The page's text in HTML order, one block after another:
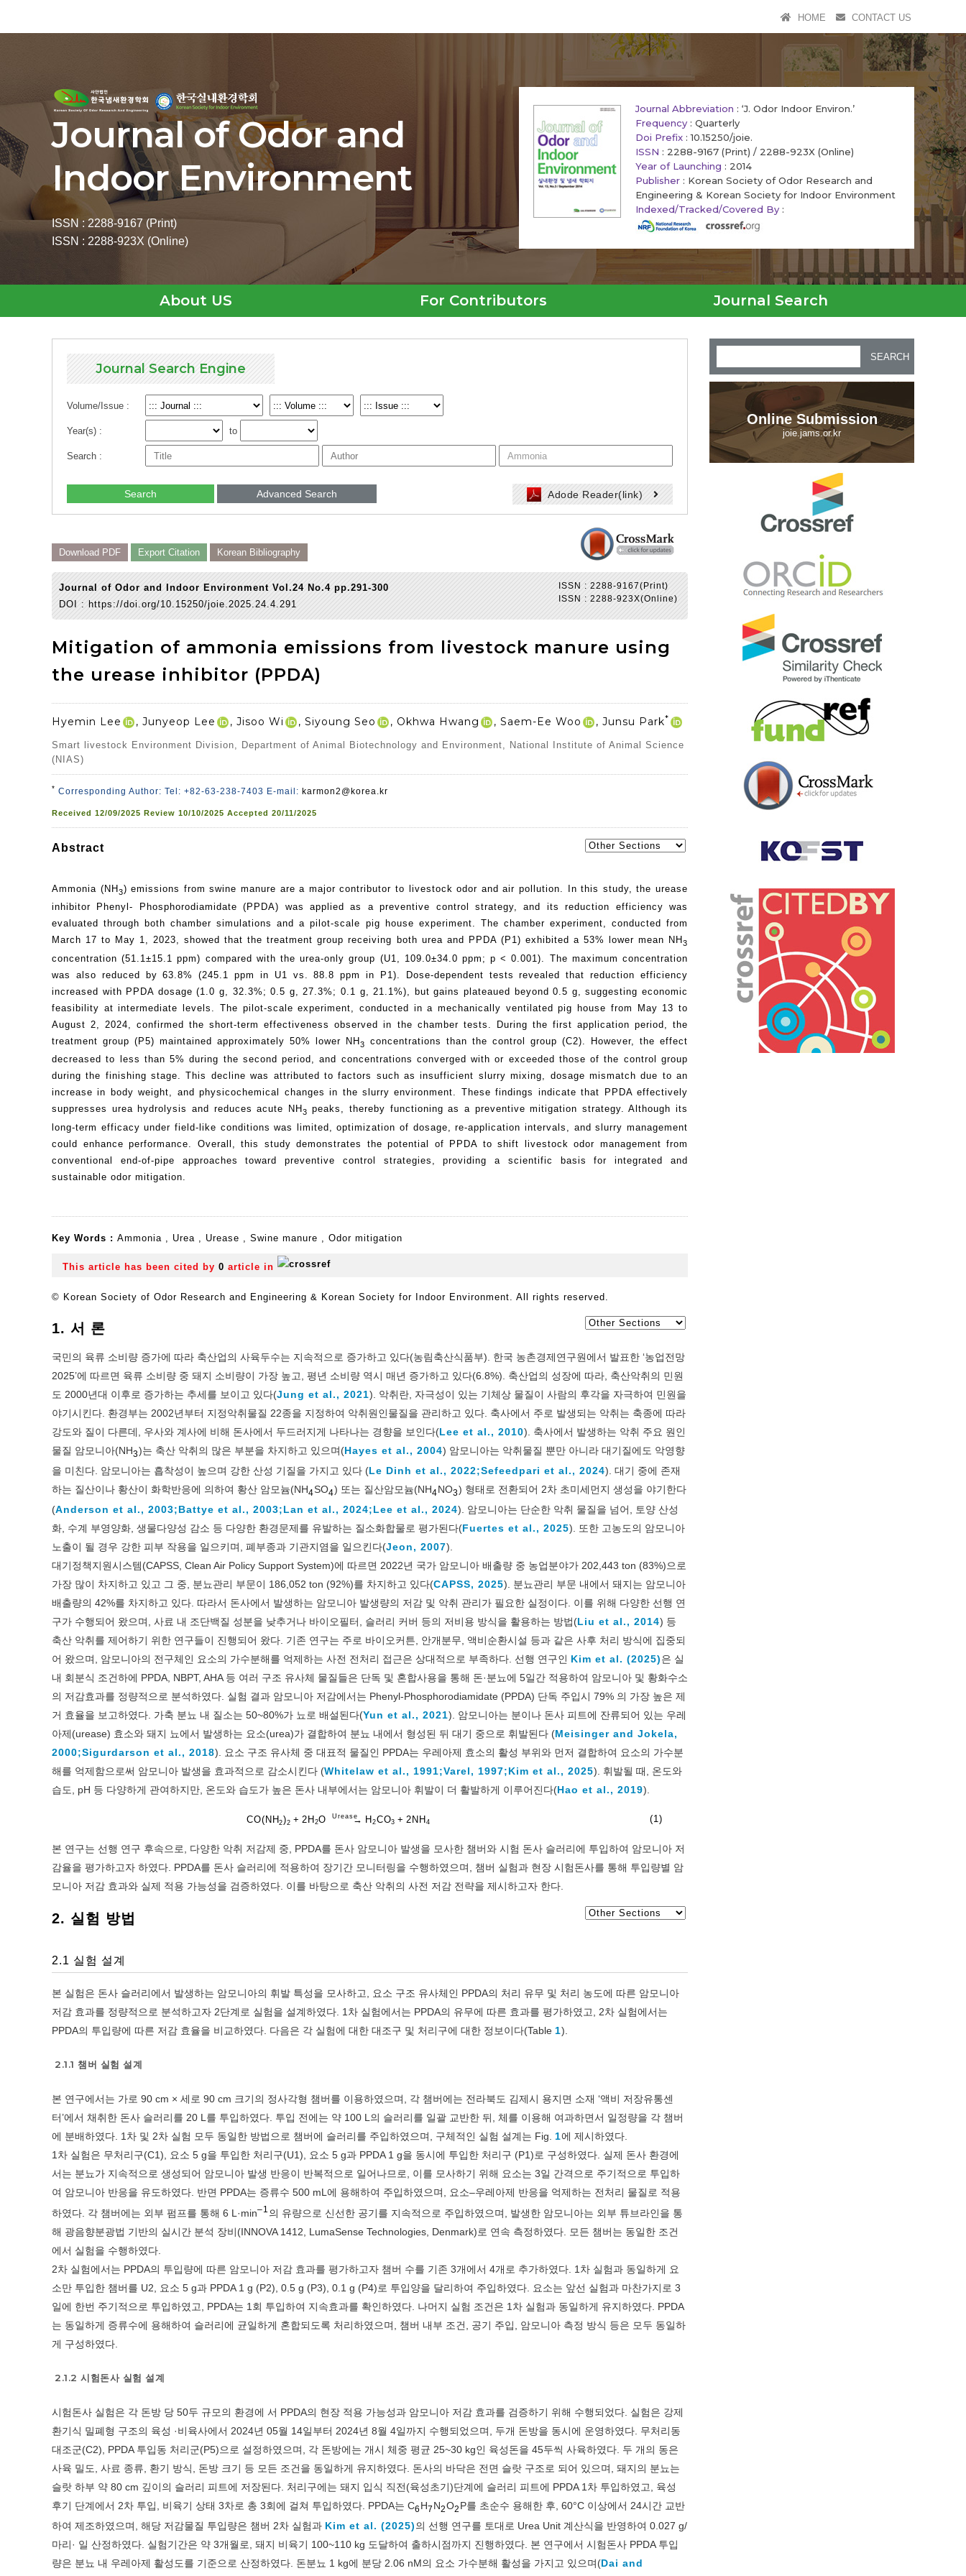
HOME CONTACT US
Journal of Odor and
Indoor Environment
ISSN : 2288-9167 (Print)
ISSN : 2288-923X (Online)
Journal Abbreviation : ‘J. Odor Indoor Environ.’
Frequency : Quarterly
Doi Prefix : 10.15250/joie.
ISSN : 2288-9167 (Print) / 2288-923X (Online)
Year of Launching : 2014
Publisher : Korean Society of Odor Research and
Engineering & Korean Society for Indoor Environment
Indexed/Tracked/Covered By :
About US For Contributors Journal Search
Journal Search Engine
Volume/Issue :
Year(s) : to
Search :
Search Advanced Search Adode Reader(link)
Download PDF Export Citation Korean Bibliography
ISSN : 2288-9167(Print)
ISSN : 2288-923X(Online)
Journal of Odor and Indoor Environment Vol.24 No.4 pp.291-300
DOI : https://doi.org/10.15250/joie.2025.24.4.291
Mitigation of ammonia emissions from livestock manure using
the urease inhibitor (PPDA)
Hyemin Lee , Junyeop Lee , Jisoo Wi , Siyoung Seo , Okhwa Hwang , Saem-Ee Woo , Junsu Park*
Smart livestock Environment Division, Department of Animal Biotechnology and Environment, National Institute of Animal Science
(NIAS)
* Corresponding Author: Tel: +82-63-238-7403 E-mail: karmon2@korea.kr
Received 12/09/2025 Review 10/10/2025 Accepted 20/11/2025
Abstract
Ammonia (NH3) emissions from swine manure are a major contributor to livestock odor and air pollution. In this study, the urease
inhibitor Phenyl- Phosphorodiamidate (PPDA) was applied as a preventive control strategy, and its reduction efficiency was
evaluated through both chamber simulations and a pilot-scale pig house experiment. The chamber experiment, conducted from
March 17 to May 1, 2023, showed that the treatment group receiving both urea and PPDA (P1) exhibited a 53% lower mean NH3
concentration (51.1±15.1 ppm) compared with the urea-only group (U1, 109.0±34.0 ppm; p < 0.001). The maximum concentration
was also reduced by 63.8% (245.1 ppm in U1 vs. 88.8 ppm in P1). Dose-dependent tests revealed that reduction efficiency
increased with PPDA dosage (1.0 g, 32.3%; 0.5 g, 27.3%; 0.1 g, 21.1%), but gains plateaued beyond 0.5 g, suggesting economic
feasibility at intermediate levels. The pilot-scale experiment, conducted in a mechanically ventilated pig house from May 13 to
August 2, 2024, confirmed the short-term effectiveness observed in the chamber tests. During the first application period, the
treatment group (P5) maintained approximately 50% lower NH3
concentrations than the control group (C2). However, the effect
decreased to less than 5% during the second period, and concentrations converged with or exceeded those of the control group
during the finishing stage. This decline was attributed to factors such as insufficient slurry mixing, dosage mismatch due to an
increase in body weight, and physicochemical changes in the slurry environment. These findings indicate that PPDA effectively
suppresses urea hydrolysis and reduces acute NH3 peaks, thereby functioning as a preventive mitigation strategy. Although its
long-term efficacy under field-like conditions was limited, optimization of dosage, re-application intervals, and slurry management
could enhance performance. Overall, this study demonstrates the potential of PPDA to shift livestock odor management from
conventional end-of-pipe approaches toward preventive control strategies, providing a scientific basis for integrated and
sustainable odor mitigation.
Key Words : Ammonia , Urea , Urease , Swine manure , Odor mitigation
This article has been cited by 0 article in
© Korean Society of Odor Research and Engineering & Korean Society for Indoor Environment. All rights reserved.
1. 서 론
국민의 육류 소비량 증가에 따라 축산업의 사육두수는 지속적으로 증가하고 있다(농림축산식품부). 한국 농촌경제연구원에서 발표한 ‘농업전망
2025’에 따르면 육류 소비량 중 돼지 소비량이 가장 높고, 평년 소비량 역시 매년 증가하고 있다(6.8%). 축산업의 성장에 따라, 축산악취의 민원
도 2000년대 이후로 증가하는 추세를 보이고 있다(Jung et al., 2021). 악취란, 자극성이 있는 기체상 물질이 사람의 후각을 자극하여 민원을
야기시킨다. 환경부는 2002년부터 지정악취물질 22종을 지정하여 악취원인물질을 관리하고 있다. 축사에서 주로 발생되는 악취는 축종에 따라
강도와 질이 다른데, 우사와 계사에 비해 돈사에서 두드러지게 나타나는 경향을 보인다(Lee et al., 2010). 축사에서 발생하는 악취 주요 원인
물질 암모니아(NH3)는 축산 악취의 많은 부분을 차지하고 있으며(Hayes et al., 2004) 암모니아는 악취물질 뿐만 아니라 대기질에도 악영향
을 미친다. 암모니아는 흡착성이 높으며 강한 산성 기질을 가지고 있다 (Le Dinh et al., 2022;Sefeedpari et al., 2024). 대기 중에 존재
하는 질산이나 황산이 화학반응에 의하여 황산 암모늄(NH4SO4) 또는 질산암모늄(NH4NO3) 형태로 전환되어 2차 초미세먼지 생성을 야기한다
(Anderson et al., 2003;Battye et al., 2003;Lan et al., 2024;Lee et al., 2024). 암모니아는 단순한 악취 물질을 넘어, 토양 산성
화, 수계 부영양화, 생물다양성 감소 등 다양한 환경문제를 유발하는 질소화합물로 평가된다(Fuertes et al., 2025). 또한 고농도의 암모니아
노출이 될 경우 강한 피부 작용을 일으키며, 폐부종과 기관지염을 일으킨다(Jeon, 2007).
대기정책지원시스템(CAPSS, Clean Air Policy Support System)에 따르면 2022년 국가 암모니아 배출량 중 농업분야가 202,443 ton (83%)으로
가장 많이 차지하고 있고 그 중, 분뇨관리 부문이 186,052 ton (92%)를 차지하고 있다(CAPSS, 2025). 분뇨관리 부문 내에서 돼지는 암모니아
배출량의 42%를 차지하고 있다. 따라서 돈사에서 발생하는 암모니아 발생량의 저감 및 악취 관리가 필요한 실정이다. 이를 위해 다양한 선행 연
구가 수행되어 왔으며, 사료 내 조단백질 성분을 낮추거나 바이오필터, 슬러리 커버 등의 저비용 방식을 활용하는 방법(Liu et al., 2014) 등
축산 악취를 제어하기 위한 연구들이 진행되어 왔다. 기존 연구는 주로 바이오커튼, 안개분무, 액비순환시설 등과 같은 사후 처리 방식에 집중되
어 왔으며, 암모니아의 전구체인 요소의 가수분해를 억제하는 사전 전처리 접근은 상대적으로 부족하다. 선행 연구인 Kim et al. (2025)은 실
내 회분식 조건하에 PPDA, NBPT, AHA 등 여러 구조 유사체 물질들은 단독 및 혼합사용을 통해 돈·분뇨에 5일간 적용하여 암모니아 및 황화수소
의 저감효과를 정량적으로 분석하였다. 실험 결과 암모니아 저감에서는 Phenyl-Phosphorodiamidate (PPDA) 단독 주입시 79% 의 가장 높은 제
거 효율을 보고하였다. 가축 분뇨 내 질소는 50~80%가 뇨로 배설된다(Yun et al., 2021). 암모니아는 분이나 돈사 피트에 잔류되어 있는 우레
아제(urease) 효소와 돼지 뇨에서 발생하는 요소(urea)가 결합하여 분뇨 내에서 형성된 뒤 대기 중으로 휘발된다 (Meisinger and Jokela,
2000;Sigurdarson et al., 2018). 요소 구조 유사체 중 대표적 물질인 PPDA는 우레아제 효소의 활성 부위와 먼저 결합하여 요소의 가수분
해를 억제함으로써 암모니아 발생을 효과적으로 감소시킨다 (Whitelaw et al., 1991;Varel, 1997;Kim et al., 2025). 휘발될 때, 온도와
습도, pH 등 다양하게 관여하지만, 온도와 습도가 높은 돈사 내부에서는 암모니아 휘발이 더 활발하게 이루어진다(Hao et al., 2019).
CO(NH2)2 + 2 H2O Urease→ H2CO3 + 2 NH4 (1)
본 연구는 선행 연구 후속으로, 다양한 악취 저감제 중, PPDA를 돈사 암모니아 발생을 모사한 챔버와 시험 돈사 슬러리에 투입하여 암모니아 저
감율을 평가하고자 하였다. PPDA를 돈사 슬러리에 적용하여 장기간 모니터링을 수행하였으며, 챔버 실험과 현장 시험돈사를 통해 투입량별 암
모니아 저감 효과와 실제 적용 가능성을 검증하였다. 이를 바탕으로 축산 악취의 사전 저감 전략을 제시하고자 한다.
2. 실험 방법
2.1 실험 설계
본 실험은 돈사 슬러리에서 발생하는 암모니아의 휘발 특성을 모사하고, 요소 구조 유사체인 PPDA의 처리 유무 및 처리 농도에 따른 암모니아
저감 효과를 정량적으로 분석하고자 2단계로 실험을 설계하였다. 1차 실험에서는 PPDA의 유무에 따른 효과를 평가하였고, 2차 실험에서는
PPDA의 투입량에 따른 저감 효율을 비교하였다. 다음은 각 실험에 대한 대조구 및 처리구에 대한 정보이다(Table 1).
2.1.1 챔버 실험 설계
본 연구에서는 가로 90 cm × 세로 90 cm 크기의 정사각형 챔버를 이용하였으며, 각 챔버에는 전라북도 김제시 용지면 소재 ‘액비 저장유통센
터’에서 채취한 돈사 슬러리를 20 L를 투입하였다. 투입 전에는 약 100 L의 슬러리를 일괄 교반한 뒤, 체를 이용해 여과하면서 일정량을 각 챔버
에 분배하였다. 1차 및 2차 실험 모두 동일한 방법으로 챔버에 슬러리를 주입하였으며, 구체적인 실험 설계는 Fig. 1에 제시하였다.
1차 실험은 무처리구(C1), 요소 5 g을 투입한 처리구(U1), 요소 5 g과 PPDA 1 g을 동시에 투입한 처리구 (P1)로 구성하였다. 실제 돈사 환경에
서는 분뇨가 지속적으로 생성되어 암모니아 발생 반응이 반복적으로 일어나므로, 이를 모사하기 위해 요소는 3일 간격으로 주기적으로 투입하
여 암모니아 반응을 유도하였다. 반면 PPDA는 증류수 500 mL에 용해하여 주입하였으며, 요소–우레아제 반응을 억제하는 전처리 물질로 적용
하였다. 각 챔버에는 외부 펌프를 통해 6 L·min–1 의 유량으로 신선한 공기를 지속적으로 주입하였으며, 발생한 암모니아는 외부 튜브라인을 통
해 광음향분광법 기반의 실시간 분석 장비(INNOVA 1412, LumaSense Technologies, Denmark)로 연속 측정하였다. 모든 챔버는 동일한 조건
에서 실험을 수행하였다.
2차 실험에서는 PPDA의 투입량에 따른 암모니아 저감 효과를 평가하고자 챔버 수를 기존 3개에서 4개로 추가하였다. 1차 실험과 동일하게 요
소만 투입한 챔버를 U2, 요소 5 g과 PPDA 1 g (P2), 0.5 g (P3), 0.1 g (P4)로 투입양을 달리하여 주입하였다. 요소는 앞선 실험과 마찬가지로 3
일에 한번 주기적으로 투입하였고, PPDA는 1회 투입하여 지속효과를 확인하였다. 나머지 실험 조건은 1차 실험과 동일하게 유지하였다. PPDA
는 동일하게 증류수에 용해하여 슬러리에 균일하게 혼합되도록 처리하였으며, 챔버 내부 조건, 공기 주입, 암모니아 측정 방식 등은 모두 동일하
게 구성하였다.
2.1.2 시험돈사 실험 설계
시험돈사 실험은 각 돈방 당 50두 규모의 환경에 서 PPDA의 현장 적용 가능성과 암모니아 저감 효과를 검증하기 위해 수행되었다. 실험은 강제
환기식 밀폐형 구조의 육성 ·비육사에서 2024년 05월 14일부터 2024년 8월 4일까지 수행되었으며, 두개 돈방을 동시에 운영하였다. 무처리동
대조군(C2), PPDA 투입동 처리군(P5)으로 설정하였으며, 각 돈방에는 개시 체중 평균 25~30 kg인 육성돈을 45두씩 사육하였다. 두 개의 동은
사육 밀도, 사료 종류, 환기 방식, 돈방 크기 등 모든 조건을 동일하게 유지하였다. 돈사의 바닥은 전면 슬랏 구조로 되어 있으며, 돼지의 분뇨는
슬랏 하부 약 80 cm 깊이의 슬러리 피트에 저장된다. 처리구에는 돼지 입식 직전(육성초기)단계에 슬러리 피트에 PPDA 1차 투입하였고, 육성
후기 단계에서 2차 투입, 비육기 상태 3차로 총 3회에 걸쳐 투입하였다. PPDA는 C6 H7 N2O2 P를 초순수 용해한 후, 60°C 이상에서 24시간 교반
하여 제조하였으며, 해당 저감물질 투입량은 챔버 2차 실험과 Kim et al. (2025)의 선행 연구를 토대로 Urea Unit 계산식을 반영하여 0.027 g/
마리· 일 산정하였다. 실험기간은 약 3개월로, 돼지 비육기 100~110 kg 도달하여 출하시점까지 진행하였다. 본 연구에서 시험돈사 PPDA 투입
량은 분뇨 내 우레아제 활성도를 기준으로 산정하였다. 돈분뇨 1 kg에 분당 2.06 nM의 요소 가수분해 활성을 가지고 있으며(Dai and
SEARCH
Online Submission
joie.jams.or.kr